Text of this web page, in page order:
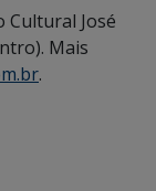
Cultural José
Mais
.